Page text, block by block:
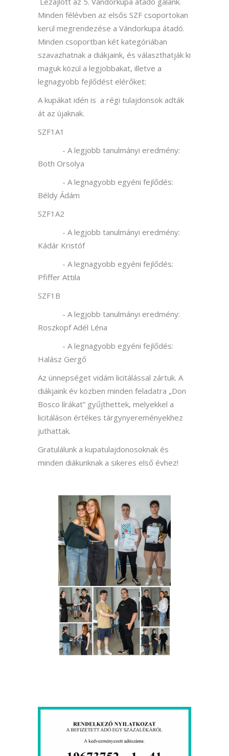
Minden félévben az elsős SZF csoportokan
kerül megrendezése a Vándorkupa átadó.
Minden csoportban két kategóriában
szavazhatnak a diákjaink, és választhatják ki
maguk közül a legjobbakat, illetve a
legnagyobb fejlődést elérőket:
A kupákat idén is a régi tulajdonsok adták
át az újaknak.
SZF1A1
- A legjobb tanulmányi eredmény:
Both Orsolya
- A legnagyobb egyéni fejlődés:
Béldy Ádám
SZF1A2
- A legjobb tanulmányi eredmény:
Kádár Kristóf
- A legnagyobb egyéni fejlődés:
Pfiffer Attila
SZF1B
- A legjobb tanulmányi eredmény:
Roszkopf Adél Léna
- A legnagyobb egyéni fejlődés:
Halász Gergő
Az ünnepséget vidám licitálással zártuk. A
diákjaink év közben minden feladatra „Don
Bosco lírákat” gyűjthettek, melyekkel a
licitáláson értékes tárgynyereményekhez
juthattak.
Gratulálunk a kupatulajdonosoknak és
minden diákunknak a sikeres első évhez!